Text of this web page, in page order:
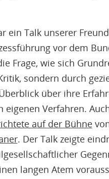
ein Talk unserer
vor dem
Frage, wie sich
sondern durch
über ihre
Verfahren.
auf der Bühne
. Der Talk zeigte
langen Atem